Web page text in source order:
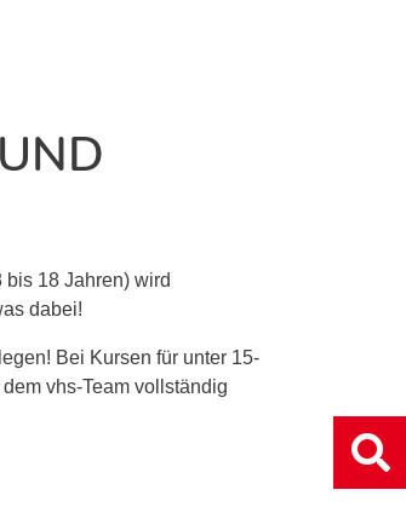
C
18 Jahren) wird
dabei!
Bei Kursen für unter 15-
vhs-Team vollständig